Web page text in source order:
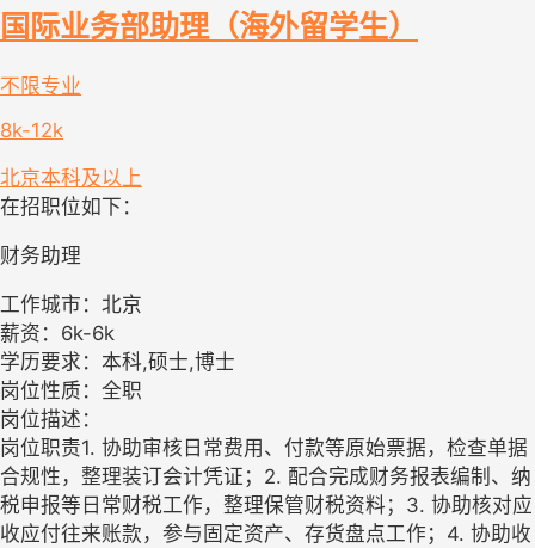
国际业务部助理（海外留学生）
不限专业
8k-12k
北京本科及以上
在招职位如下：
财务助理
工作城市：北京
薪资：6k-6k
学历要求：本科,硕士,博士
岗位性质：全职
岗位描述：
岗位职责1. 协助审核日常费用、付款等原始票据，检查单据
合规性，整理装订会计凭证；2. 配合完成财务报表编制、纳
税申报等日常财税工作，整理保管财税资料；3. 协助核对应
收应付往来账款，参与固定资产、存货盘点工作；4. 协助收